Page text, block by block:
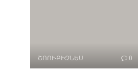
ՇՈՈՒ-ԲԻԶՆԵՍ 0